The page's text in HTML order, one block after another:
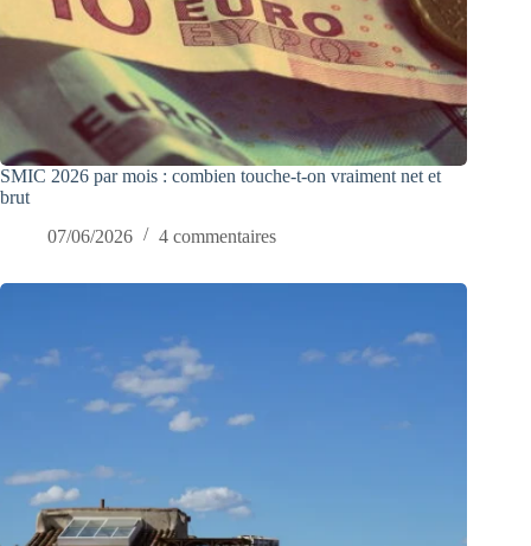
SMIC 2026 par mois : combien touche-t-on vraiment net et
brut
07/06/2026
4 commentaires